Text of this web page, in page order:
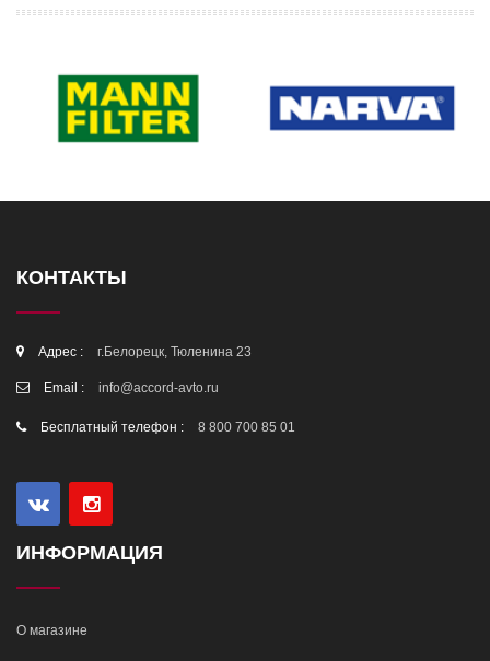
КОНТАКТЫ
Адрес : г.Белорецк, Тюленина 23
Email : info@accord-avto.ru
Бесплатный телефон : 8 800 700 85 01
ИНФОРМАЦИЯ
О магазине